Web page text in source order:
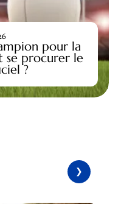
pour la
se procurer le
?